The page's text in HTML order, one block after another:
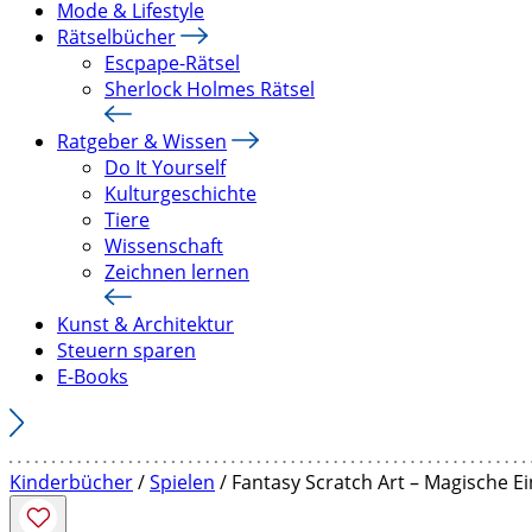
Mode & Lifestyle
Rätselbücher
Escpape-Rätsel
Sherlock Holmes Rätsel
Ratgeber & Wissen
Do It Yourself
Kulturgeschichte
Tiere
Wissenschaft
Zeichnen lernen
Kunst & Architektur
Steuern sparen
E-Books
Kinderbücher/Spielen / Fantasy Scratch Art – Magische